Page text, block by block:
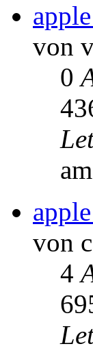
von
0
von
4